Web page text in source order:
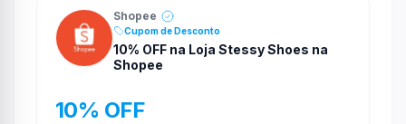
Shopee
Cupom de Desconto
10% OFF na Loja Stessy Shoes na
Shopee
10% OFF